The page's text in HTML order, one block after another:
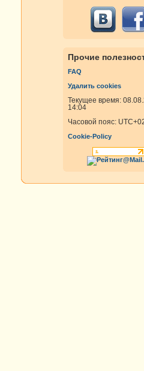
Прочие
FAQ
Удалить cookies
Текущее время:
14:04
Часовой пояс:
Cookie-Policy